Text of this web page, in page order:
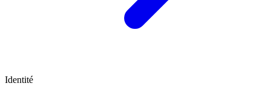
Identité